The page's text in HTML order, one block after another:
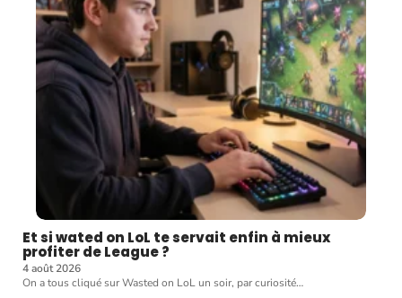
Et si wated on LoL te servait enfin à mieux
profiter de League ?
4 août 2026
On a tous cliqué sur Wasted on LoL un soir, par curiosité…